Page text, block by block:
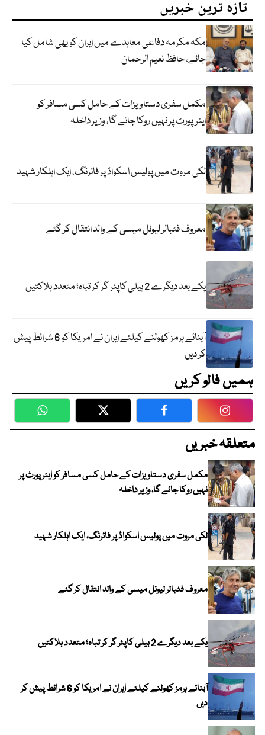
تازہ ترین خبریں
مکہ مکرمہ دفاعی معاہدے میں ایران کو بھی شامل کیا
جائے، حافظ نعیم الرحمان
مکمل سفری دستاویزات کے حامل کسی مسافر کو
ایئرپورٹ پر نہیں روکا جائے گا، وزیر داخلہ
لکی مروت میں پولیس اسکواڈ پر فائرنگ، ایک اہلکار شہید
معروف فٹبالر لیونل میسی کے والد انتقال کر گئے
یکے بعد دیگرے 2 ہیلی کاپٹر گر کر تباہ؛ متعدد ہلاکتیں
آبنائے ہرمز کھولنے کیلئے ایران نے امریکا کو 6 شرائط پیش
کر دیں
ہمیں فالو کریں
WhatsApp Twitter Facebook
متعلقہ خبریں
مکمل سفری دستاویزات کے حامل کسی مسافر کو ایئرپورٹ پر
نہیں روکا جائے گا، وزیر داخلہ
لکی مروت میں پولیس اسکواڈ پر فائرنگ، ایک اہلکار شہید
معروف فٹبالر لیونل میسی کے والد انتقال کر گئے
یکے بعد دیگرے 2 ہیلی کاپٹر گر کر تباہ؛ متعدد ہلاکتیں
آبنائے ہرمز کھولنے کیلئے ایران نے امریکا کو 6 شرائط پیش کر
دیں